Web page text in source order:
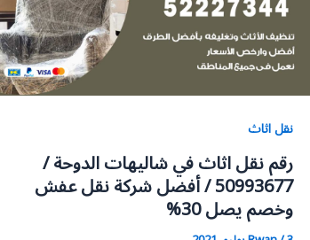
نقل اثاث
رقم نقل اثاث في شاليهات الدوحة /
50993677 / أفضل شركة نقل عفش
وخصم يصل 30%